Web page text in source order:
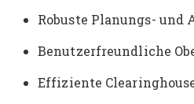
Robuste Planungs-
Benutzerfreundliche
Effiziente